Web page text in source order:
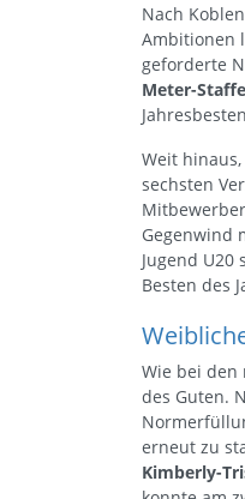
Nach
Ambitionen
geforderte
Meter-
Weit
sechsten
Gegenwind
Jugend
Besten des
Wie bei den
des Guten.
erneut zu
Kimberly-